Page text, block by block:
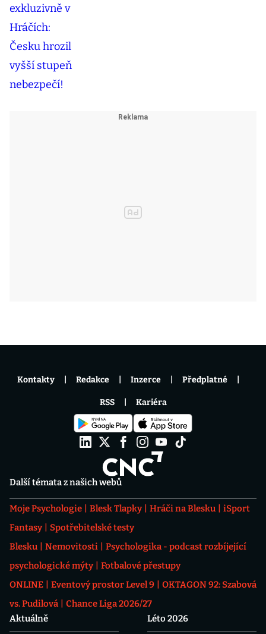
Další témata z našich webů
Moje Psychologie Blesk Tlapky Hráči na Blesku
iSport
Fantasy
Spotřebitelské testy
Blesku
Nemovitosti
Psychologika - podcast rozbíjející
psychologické mýty
Fotbalové přestupy
ONLINE
Eventový prostor Level 9
OKTAGON 92: Szabová
vs. Pudilová
Chance Liga 2026/27
Aktuálně
Léto 2026
Kontakty Redakce Inzerce Předplatné
RSS Kariéra